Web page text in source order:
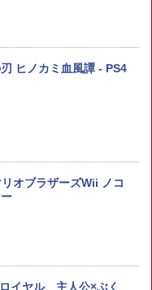
トXI 過ぎ去りし時を求
2 カービィ
REBIRTH [POT-P-A
ーラー 変換アダプター
コントローラー用 Swit
応 正規輸入品
8/4〜要エントリー】
刃 ヒノカミ血風譚 - PS4
オブラザーズWii ノコ
イヤル 主人公×ぶく